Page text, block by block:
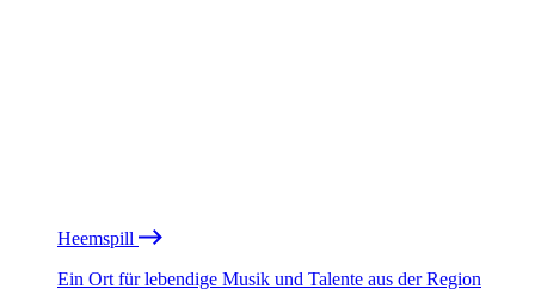
Heemspill
Ein Ort für lebendige Musik und Talente aus der Region